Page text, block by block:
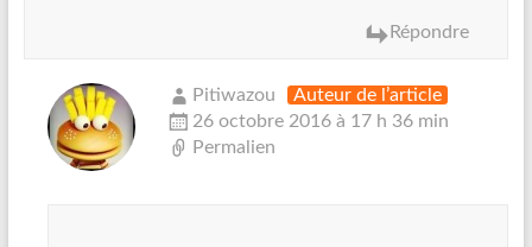
Répondre
Pitiwazou
Auteur de l’article
26 octobre 2016 à 17 h 36 min
Permalien